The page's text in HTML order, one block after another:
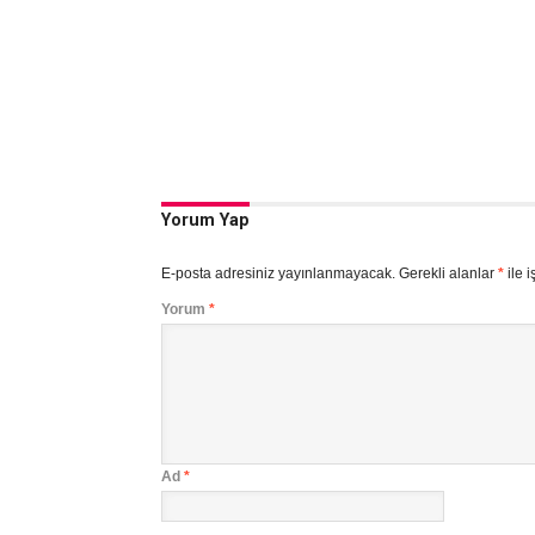
Yorum Yap
E-posta adresiniz yayınlanmayacak. Gerekli alanlar *ile
Yorum *
Ad *